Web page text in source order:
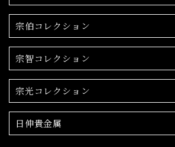
宗伯コレクション
宗智コレクション
宗光コレクション
日伸貴金属